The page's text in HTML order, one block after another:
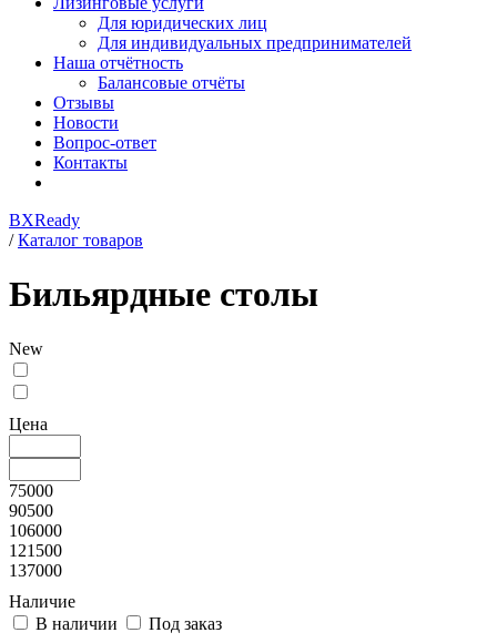
Для юридических лиц
Для индивидуальных предпринимателей
Наша отчётность
Балансовые отчёты
Отзывы
Новости
Вопрос-ответ
Контакты
BXReady
/ Каталог товаров
Бильярдные столы
New
Цена
75000
90500
106000
121500
137000
Наличие
В наличии
Под заказ